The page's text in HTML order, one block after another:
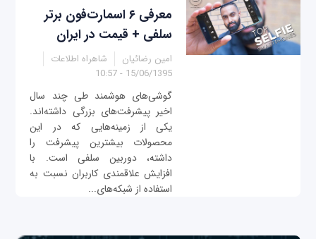
معرفی ۶ اسمارت‌فون برتر
سلفی + قیمت در ایران
امین رضائیان
شاهراه اطلاعات
15/06/1395 - 10:57
گوشی‌های هوشمند طی چند سال
اخیر پیشرفت‌های بزرگی داشته‌اند.
یکی از زمینه‌هایی که در این
محصولات بیشترین پیشرفت را
داشته، دوربین سلفی است. با
افزایش علاقمندی کاربران نسبت به
استفاده از شبکه‌های...